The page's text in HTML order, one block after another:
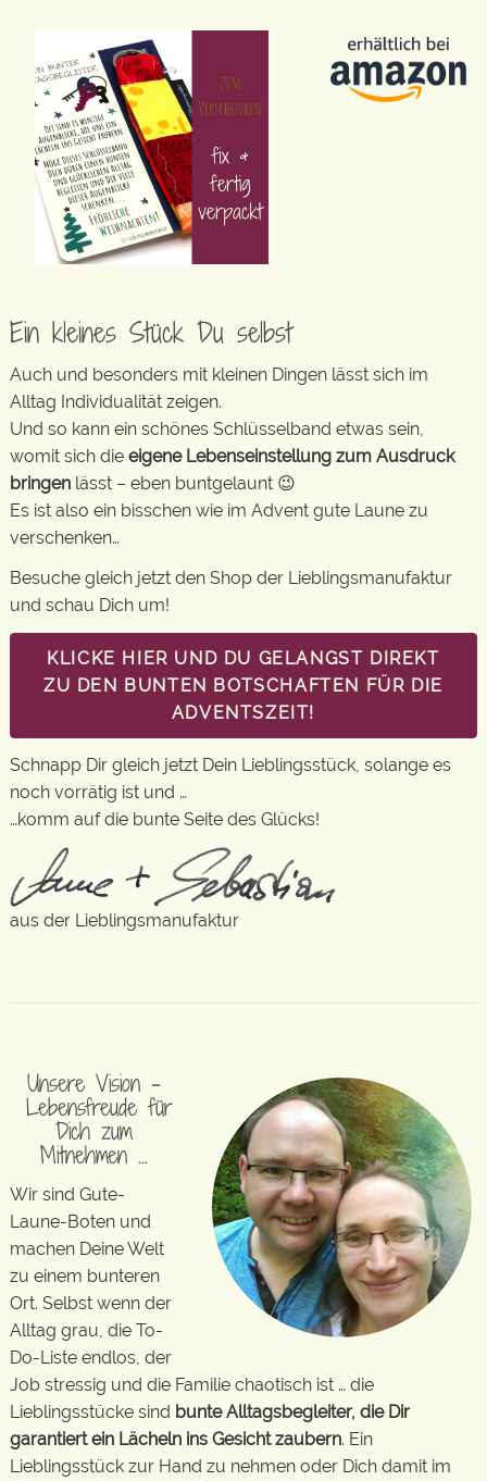
Ein kleines Stück Du selbst
Auch und besonders mit kleinen Dingen lässt sich im
Alltag Individualität zeigen.
Und so kann ein schönes Schlüsselband etwas sein,
womit sich die eigene Lebenseinstellung zum Ausdruck
bringen lässt – eben buntgelaunt 😉
Es ist also ein bisschen wie im Advent gute Laune zu
verschenken…
Besuche gleich jetzt den Shop der Lieblingsmanufaktur
und schau Dich um!
KLICKE HIER UND DU GELANGST DIREKT
ZU DEN BUNTEN BOTSCHAFTEN FÜR DIE
ADVENTSZEIT!
Schnapp Dir gleich jetzt Dein Lieblingsstück, solange es
noch vorrätig ist und …
…komm auf die bunte Seite des Glücks!
aus der Lieblingsmanufaktur
Unsere Vision –
Lebensfreude für
Dich zum
Mitnehmen …
Wir sind Gute-
Laune-Boten und
machen Deine Welt
zu einem bunteren
Ort. Selbst wenn der
Alltag grau, die To-
Do-Liste endlos, der
Job stressig und die Familie chaotisch ist … die
Lieblingsstücke sind bunte Alltagsbegleiter, die Dir
garantiert ein Lächeln ins Gesicht zaubern. Ein
Lieblingsstück zur Hand zu nehmen oder Dich damit im